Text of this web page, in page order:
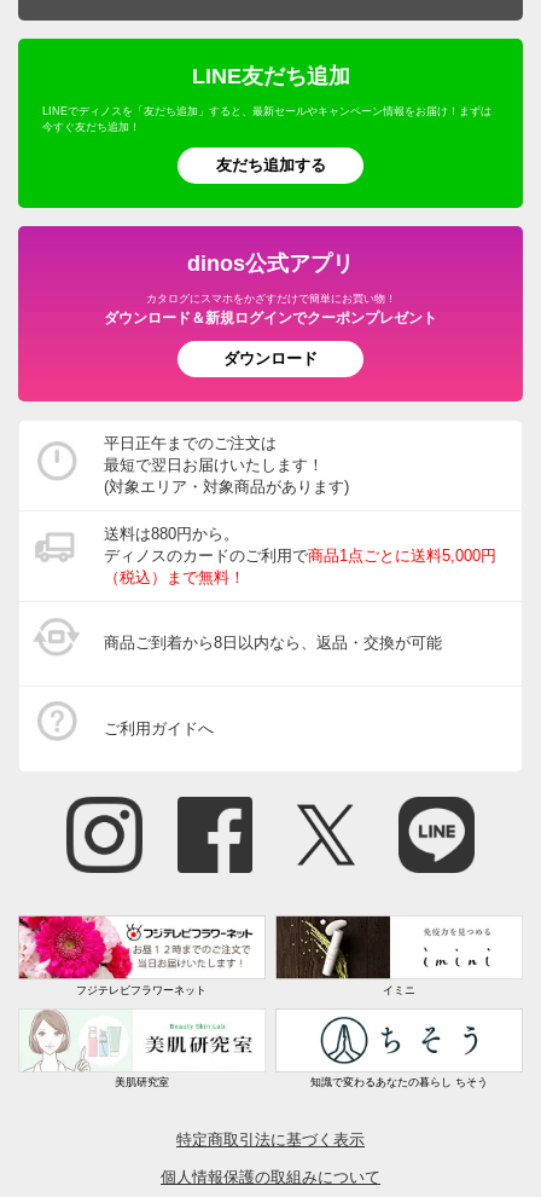
LINE友だち追加
LINEでディノスを「友だち追加」すると、最新セールやキャンペーン情報をお届け！まずは
今すぐ友だち追加！
友だち追加する
dinos公式アプリ
カタログにスマホをかざすだけで簡単にお買い物！
ダウンロード＆新規ログインでクーポンプレゼント
ダウンロード
平日正午までのご注文は
最短で翌日お届けいたします！
(対象エリア・対象商品があります)
送料は880円から。
ディノスのカードのご利用で商品1点ごとに送料5,000円
（税込）まで無料！
商品ご到着から8日以内なら、返品・交換が可能
ご利用ガイドへ
フジテレビフラワーネット イミニ
美肌研究室 知識で変わるあなたの暮らし ちそう
特定商取引法に基づく表示
個人情報保護の取組みについて